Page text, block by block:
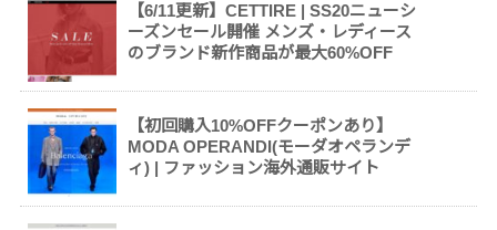
【6/11更新】CETTIRE | SS20ニューシ
ーズンセール開催 メンズ・レディース
のブランド新作商品が最大60%OFF
【初回購入10%OFFクーポンあり】
MODA OPERANDI(モーダオペランデ
ィ) | ファッション海外通販サイト